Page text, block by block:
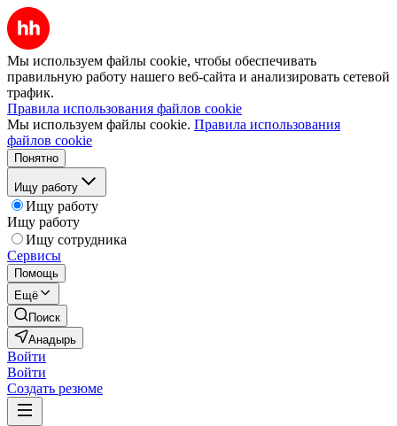
Мы используем файлы cookie, чтобы обеспечивать
правильную работу нашего веб-сайта и анализировать сетевой
трафик.
Правила использования файлов cookie
Мы используем файлы cookie. Правила использования
файлов cookie
Понятно
Ищу работу
Ищу работу
Ищу работу
Ищу сотрудника
Сервисы
Помощь
Ещё
Поиск
Анадырь
Войти
Войти
Создать резюме